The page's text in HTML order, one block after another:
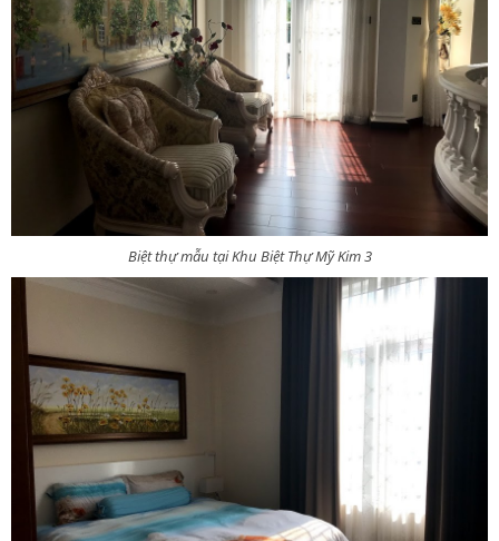
Biệt thự mẫu tại Khu Biệt Thự Mỹ Kim 3